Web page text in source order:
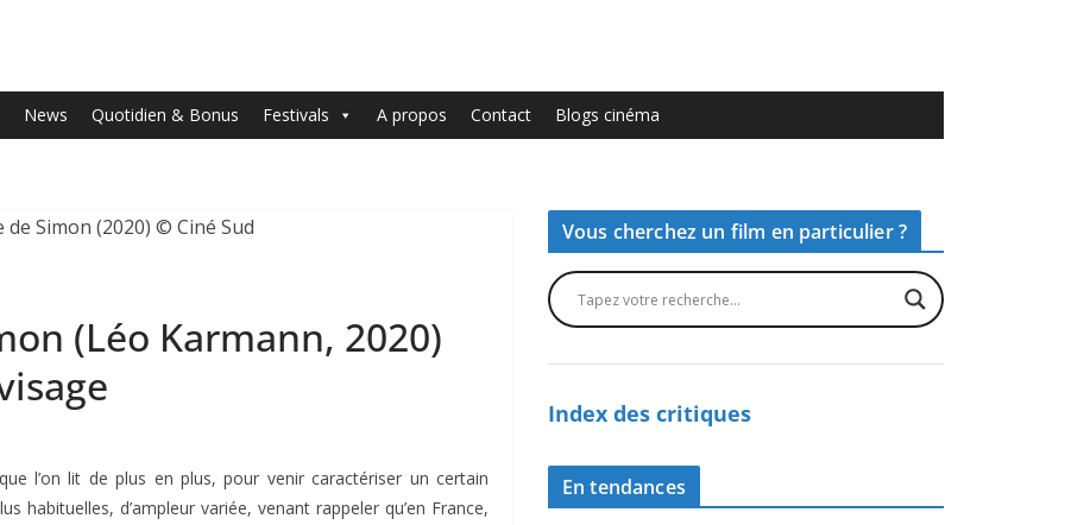
News Quotidien & Bonus Festivals A propos Contact Blogs cinéma
(Léo Karmann, 2020)
l’on lit de plus en plus, pour venir caractériser un certain
habituelles, d’ampleur variée, venant rappeler qu’en France,
Vous cherchez un film en particulier ?
Index des critiques
En tendances